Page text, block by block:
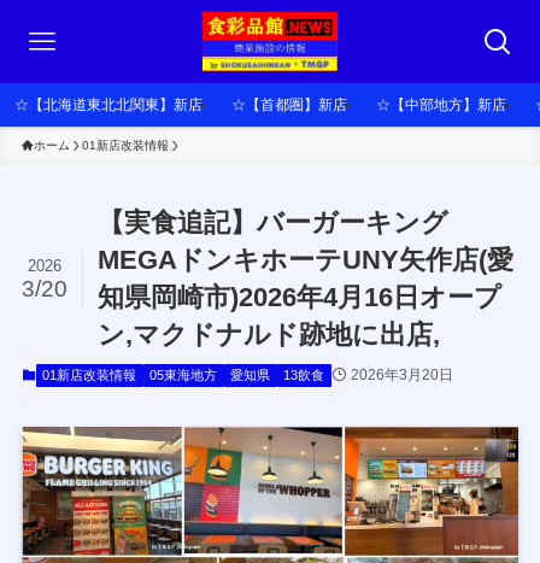
☆【北海道東北北関東】新店 ☆【首都圏】新店 ☆【中部地方】新店
ホーム 01新店改装情報
【実食追記】バーガーキング
MEGAドンキホーテUNY矢作店(愛
知県岡崎市)2026年4月16日オープ
ン,マクドナルド跡地に出店,
2026
3/20
01新店改装情報 05東海地方 愛知県 13飲食 2026年3月20日